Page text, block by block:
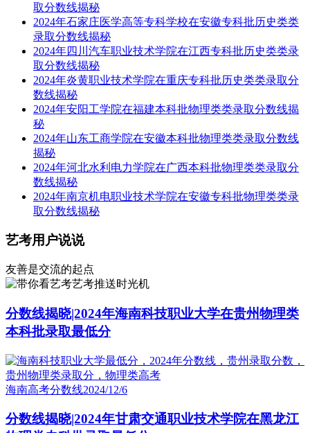
取分数线揭秘
2024年石家庄医学高等专科学校在安徽专科批历史类类
录取分数线揭秘
2024年四川汽车职业技术学院在江西专科批历史类类录
取分数线揭秘
2024年炎黄职业技术学院在重庆专科批历史类类录取分
数线揭秘
2024年安阳工学院在福建本科批物理类类录取分数线揭
秘
2024年山东工商学院在安徽本科批物理类类录取分数线
揭秘
2024年河北水利电力学院在广西本科批物理类类录取分
数线揭秘
2024年南京机电职业技术学院在安徽专科批物理类类录
取分数线揭秘
艺考用户说说
友善是交流的起点
艺考推送时光机
分数线揭晓|2024年海南科技职业大学在贵州物理类
本科批录取最低分
海南高考分数线2024/12/6
分数线揭晓|2024年甘肃交通职业技术学院在黑龙江